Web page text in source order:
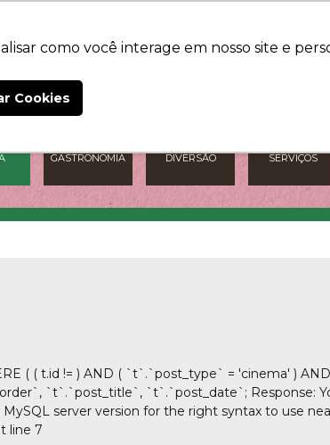
como você interage em nosso site e
Cookies
GASTRONOMIA DIVERSÃO SERVIÇOS
( ( t.id != ) AND ( `t`.`post_type` = 'cinema' )
`t`.`post_title`, `t`.`post_date`; Response:
server version for the right syntax to use
line 7